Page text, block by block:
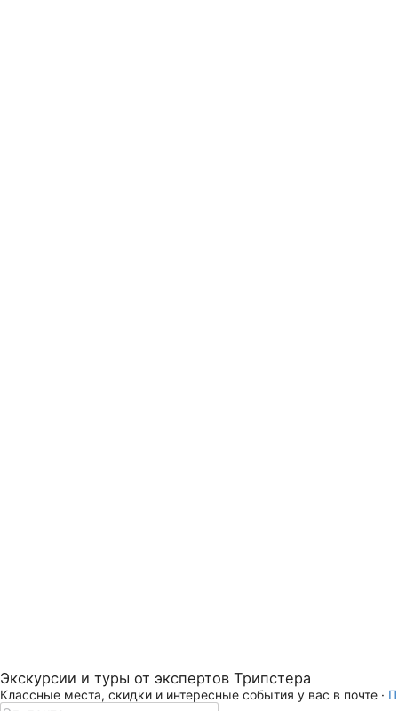
Экскурсии и туры от экспертов Трипстера
Классные места, скидки и интересные события у вас в почте ·